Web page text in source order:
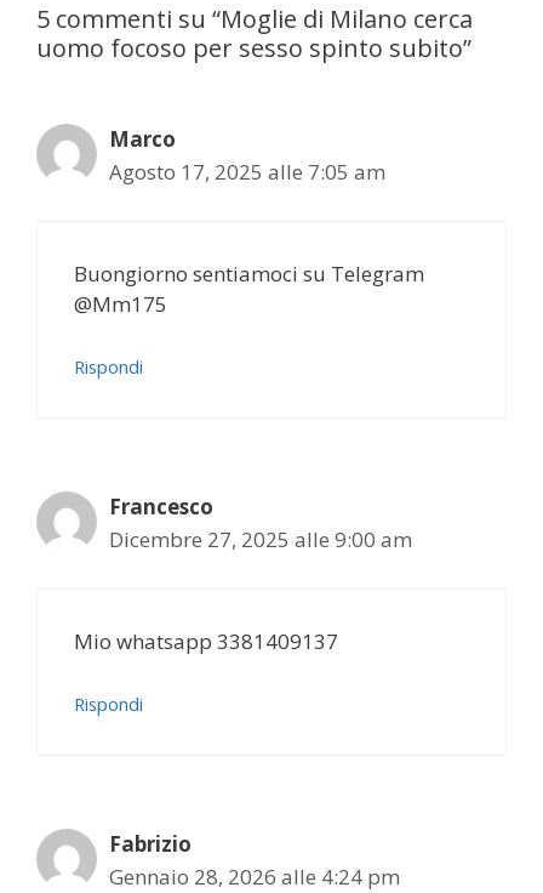
5 commenti su “Moglie di Milano cerca
uomo focoso per sesso spinto subito”
Marco
Agosto 17, 2025 alle 7:05 am
Buongiorno sentiamoci su Telegram
@Mm175
Rispondi
Francesco
Dicembre 27, 2025 alle 9:00 am
Mio whatsapp 3381409137
Rispondi
Fabrizio
Gennaio 28, 2026 alle 4:24 pm